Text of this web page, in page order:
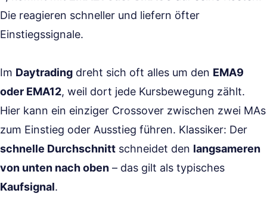
Die reagieren schneller und liefern öfter
Einstiegssignale.
Im Daytrading dreht sich oft alles um den EMA9
oder EMA12, weil dort jede Kursbewegung zählt.
Hier kann ein einziger Crossover zwischen zwei MAs
zum Einstieg oder Ausstieg führen. Klassiker: Der
schnelle Durchschnitt schneidet den langsameren
von unten nach oben – das gilt als typisches
Kaufsignal.